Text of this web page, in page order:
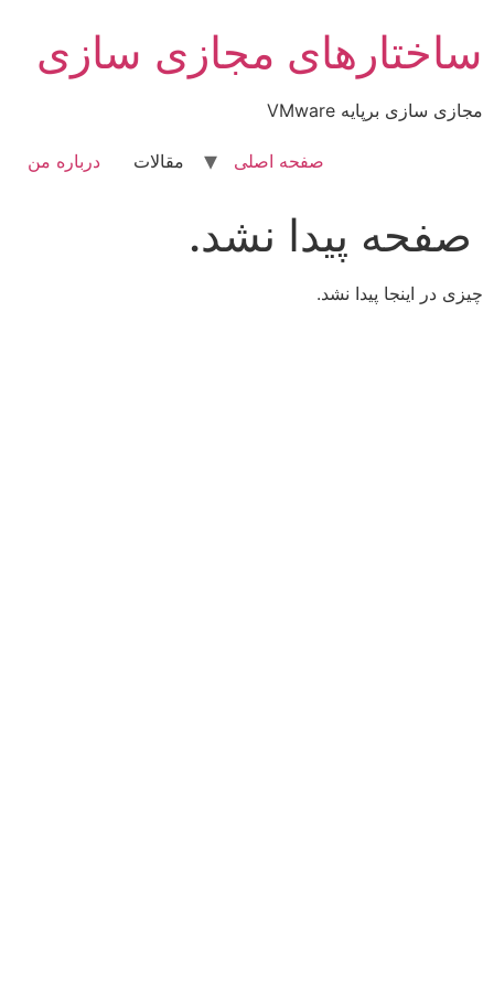
محتوا
ساختارهای مجازی سازی
مجازی سازی برپایه VMware
صفحه اصلی مقالات درباره من
صفحه پیدا نشد.
چیزی در اینجا پیدا نشد.